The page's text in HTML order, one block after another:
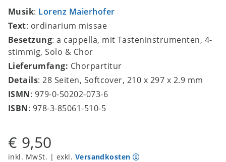
Musik: Lorenz Maierhofer
Text: ordinarium missae
Besetzung: a cappella, mit Tasteninstrumenten, 4-
stimmig, Solo & Chor
Lieferumfang: Chorpartitur
Details: 28 Seiten, Softcover, 210 x 297 x 2.9 mm
ISMN: 979-0-50202-073-6
ISBN: 978-3-85061-510-5
€ 9,50
inkl. MwSt. | exkl. Versandkosten